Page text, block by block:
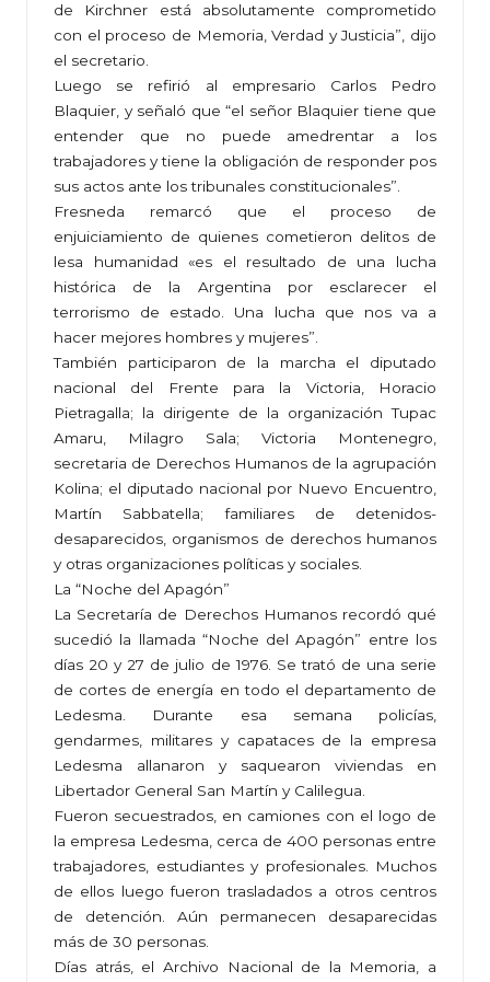
de Kirchner está absolutamente comprometido
con el proceso de Memoria, Verdad y Justicia”, dijo
el secretario.
Luego se refirió al empresario Carlos Pedro
Blaquier, y señaló que “el señor Blaquier tiene que
entender que no puede amedrentar a los
trabajadores y tiene la obligación de responder pos
sus actos ante los tribunales constitucionales”.
Fresneda remarcó que el proceso de
enjuiciamiento de quienes cometieron delitos de
lesa humanidad «es el resultado de una lucha
histórica de la Argentina por esclarecer el
terrorismo de estado. Una lucha que nos va a
hacer mejores hombres y mujeres”.
También participaron de la marcha el diputado
nacional del Frente para la Victoria, Horacio
Pietragalla; la dirigente de la organización Tupac
Amaru, Milagro Sala; Victoria Montenegro,
secretaria de Derechos Humanos de la agrupación
Kolina; el diputado nacional por Nuevo Encuentro,
Martín Sabbatella; familiares de detenidos-
desaparecidos, organismos de derechos humanos
y otras organizaciones políticas y sociales.
La “Noche del Apagón”
La Secretaría de Derechos Humanos recordó qué
sucedió la llamada “Noche del Apagón” entre los
días 20 y 27 de julio de 1976. Se trató de una serie
de cortes de energía en todo el departamento de
Ledesma. Durante esa semana policías,
gendarmes, militares y capataces de la empresa
Ledesma allanaron y saquearon viviendas en
Libertador General San Martín y Calilegua.
Fueron secuestrados, en camiones con el logo de
la empresa Ledesma, cerca de 400 personas entre
trabajadores, estudiantes y profesionales. Muchos
de ellos luego fueron trasladados a otros centros
de detención. Aún permanecen desaparecidas
más de 30 personas.
Días atrás, el Archivo Nacional de la Memoria, a